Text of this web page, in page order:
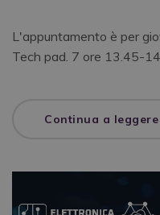
L'appuntamento è per
Tech pad. 7 ore 13.45-
Continua a leggere